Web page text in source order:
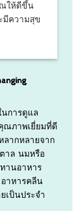
ให้ดีขึ้น
มีความสุข
การดูแล
ณภาพเยี่ยมที่ดี
ลากหลายจาก
าล นมหรือ
านอาหาร
าหารคลีน
เป็นประจำ